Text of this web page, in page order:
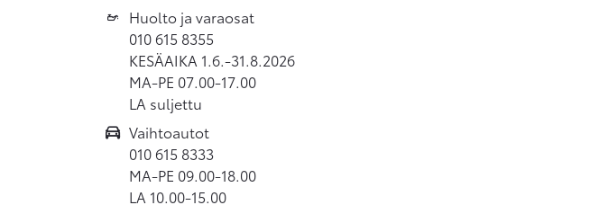
Huolto ja varaosat
010 615 8355
KESÄAIKA 1.6.-31.8.2026
MA-PE 07.00-17.00
LA suljettu
Vaihtoautot
010 615 8333
MA-PE 09.00-18.00
LA 10.00-15.00